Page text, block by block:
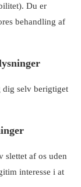
Du er
behandling af
dig selv berigtiget
slettet af os uden
interesse i at